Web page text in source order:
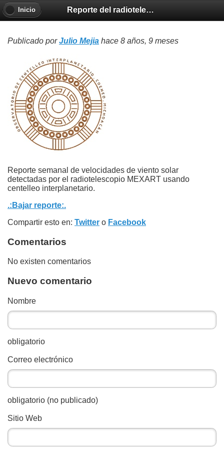
Reporte del radiotelescopio MEXART del 27 de octubre al 2 de noviembre 2017
Inicio
Publicado porJulio Mejia hace 8 años, 9 meses
Reporte semanal de velocidades de viento solar
detectadas por el radiotelescopio MEXART usando
centelleo interplanetario.
.:Bajar reporte:.
Compartir esto en: Twitter o Facebook
Comentarios
No existen comentarios
Nuevo comentario
Nombre
obligatorio
Correo electrónico
obligatorio (no publicado)
Sitio Web